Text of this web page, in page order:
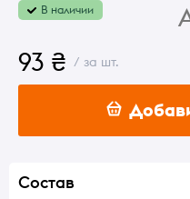
В наличии
93 ₴ / за шт.
Состав